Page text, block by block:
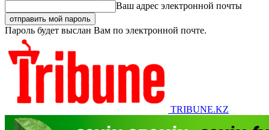
Ваш адрес электронной почты
Пароль будет выслан Вам по электронной почте.
TRIBUNE.KZ